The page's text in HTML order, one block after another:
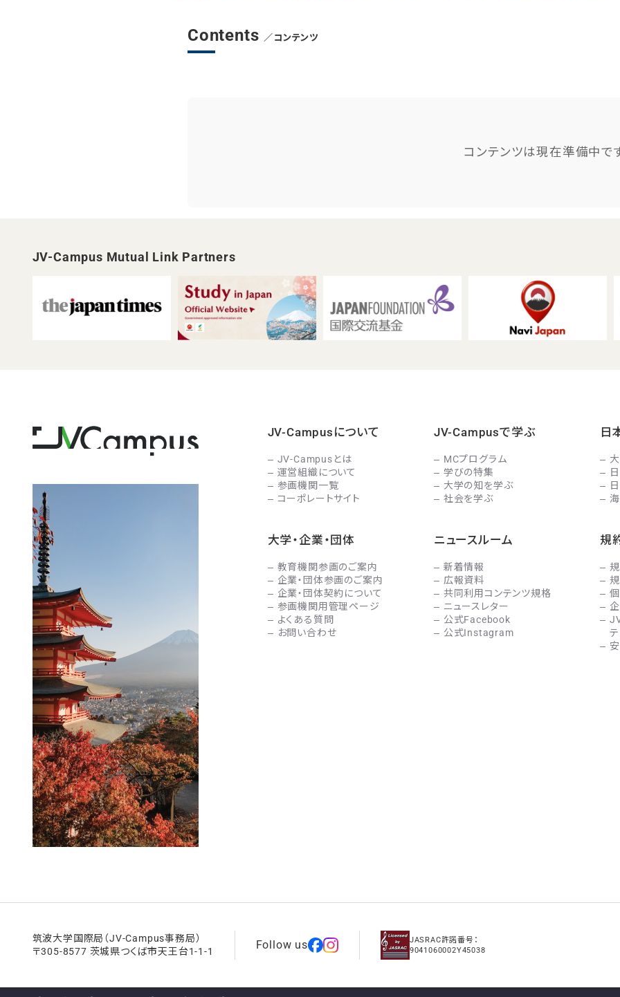
Contents ／コンテンツ
コンテンツは現在準備中で
JV-Campus Mutual Link Partners
JV-Campusについて
JV-Campusとは
運営組織について
参画機関一覧
コーポレートサイト
JV-Campusで学ぶ
MCプログラム
学びの特集
大学の知を学ぶ
社会を学ぶ
日
大学・企業・団体
教育機関参画のご案内
企業・団体参画のご案内
企業・団体契約について
参画機関用管理ページ
よくある質問
お問い合わせ
ニュースルーム
新着情報
広報資料
共同利用コンテンツ規格
ニュースレター
公式Facebook
公式Instagram
規
筑波大学国際局（JV-Campus事務局）
〒305-8577 茨城県つくば市天王台1-1-1
Follow us
JASRAC許諾番号：
9041060002Y45038